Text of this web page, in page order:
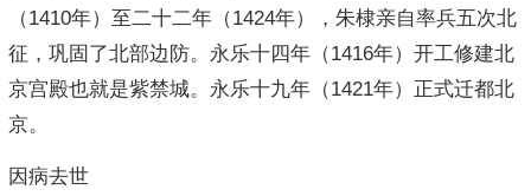
（1410年）至二十二年（1424年），朱棣亲自率兵五次北
征，巩固了北部边防。永乐十四年（1416年）开工修建北
京宫殿也就是紫禁城。永乐十九年（1421年）正式迁都北
京。
因病去世